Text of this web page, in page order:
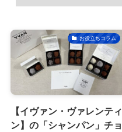
お役立ちコラム
【イヴァン・ヴァレンティ
ン】の「シャンパン」チョ